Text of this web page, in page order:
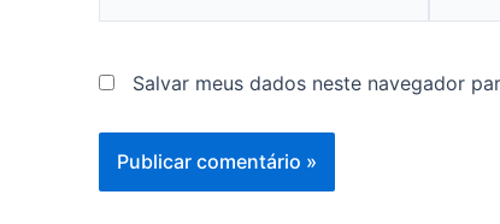
Salvar meus dados neste navegador